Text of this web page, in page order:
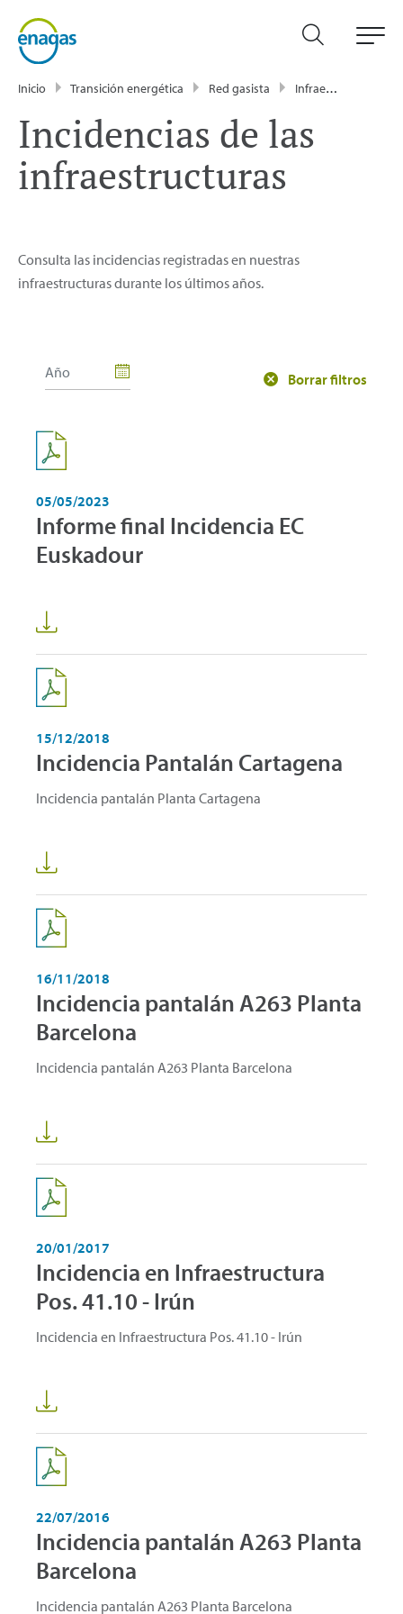
Inicio Transición energética Red gasista Infraestructuras gasistas
Incidencias de las
infraestructuras
Consulta las incidencias registradas en nuestras
infraestructuras durante los últimos años.
Borrar filtros
05/05/2023
Informe final Incidencia EC
Euskadour
15/12/2018
Incidencia Pantalán Cartagena
Incidencia pantalán Planta Cartagena
16/11/2018
Incidencia pantalán A263 Planta
Barcelona
Incidencia pantalán A263 Planta Barcelona
20/01/2017
Incidencia en Infraestructura
Pos. 41.10 - Irún
Incidencia en Infraestructura Pos. 41.10 - Irún
22/07/2016
Incidencia pantalán A263 Planta
Barcelona
Incidencia pantalán A263 Planta Barcelona